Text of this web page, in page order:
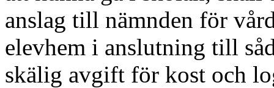
anslag till nämnden för
elev­hem i anslutning till
skälig avgift för kost och